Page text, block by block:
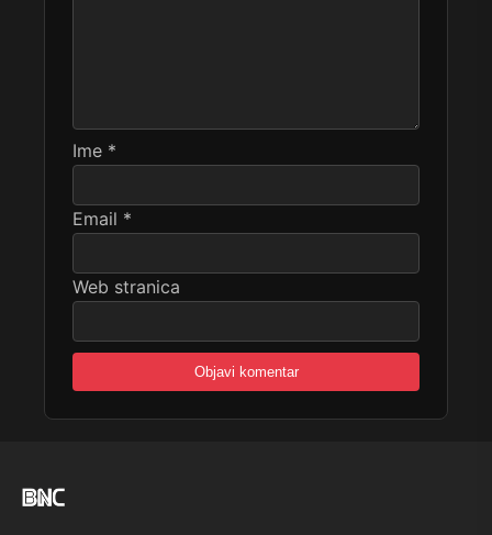
Ime *
Email *
Web stranica